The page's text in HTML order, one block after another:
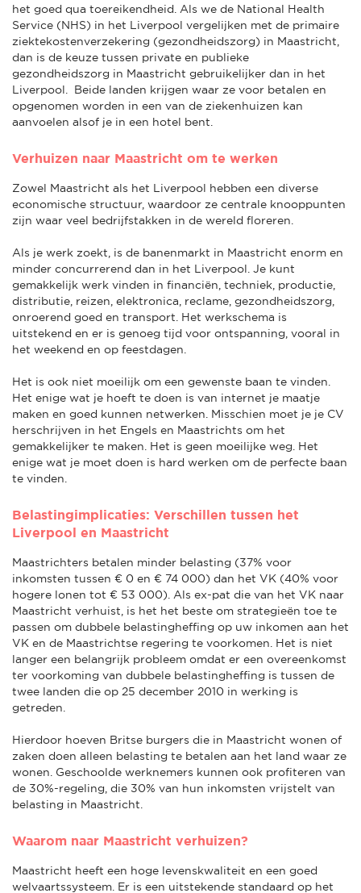
het goed qua toereikendheid. Als we de National Health
Service (NHS) in het Liverpool vergelijken met de primaire
ziektekostenverzekering (gezondheidszorg) in Maastricht,
dan is de keuze tussen private en publieke
gezondheidszorg in Maastricht gebruikelijker dan in het
Liverpool. Beide landen krijgen waar ze voor betalen en
opgenomen worden in een van de ziekenhuizen kan
aanvoelen alsof je in een hotel bent.
Verhuizen naar Maastricht om te werken
Zowel Maastricht als het Liverpool hebben een diverse
economische structuur, waardoor ze centrale knooppunten
zijn waar veel bedrijfstakken in de wereld floreren.
Als je werk zoekt, is de banenmarkt in Maastricht enorm en
minder concurrerend dan in het Liverpool. Je kunt
gemakkelijk werk vinden in financiën, techniek, productie,
distributie, reizen, elektronica, reclame, gezondheidszorg,
onroerend goed en transport. Het werkschema is
uitstekend en er is genoeg tijd voor ontspanning, vooral in
het weekend en op feestdagen.
Het is ook niet moeilijk om een gewenste baan te vinden.
Het enige wat je hoeft te doen is van internet je maatje
maken en goed kunnen netwerken. Misschien moet je je CV
herschrijven in het Engels en Maastrichts om het
gemakkelijker te maken. Het is geen moeilijke weg. Het
enige wat je moet doen is hard werken om de perfecte baan
te vinden.
Belastingimplicaties: Verschillen tussen het
Liverpool en Maastricht
Maastrichters betalen minder belasting (37% voor
inkomsten tussen € 0 en € 74 000) dan het VK (40% voor
hogere lonen tot € 53 000). Als ex-pat die van het VK naar
Maastricht verhuist, is het het beste om strategieën toe te
passen om dubbele belastingheffing op uw inkomen aan het
VK en de Maastrichtse regering te voorkomen. Het is niet
langer een belangrijk probleem omdat er een overeenkomst
ter voorkoming van dubbele belastingheffing is tussen de
twee landen die op 25 december 2010 in werking is
getreden.
Hierdoor hoeven Britse burgers die in Maastricht wonen of
zaken doen alleen belasting te betalen aan het land waar ze
wonen. Geschoolde werknemers kunnen ook profiteren van
de 30%-regeling, die 30% van hun inkomsten vrijstelt van
belasting in Maastricht.
Waarom naar Maastricht verhuizen?
Maastricht heeft een hoge levenskwaliteit en een goed
welvaartssysteem. Er is een uitstekende standaard op het